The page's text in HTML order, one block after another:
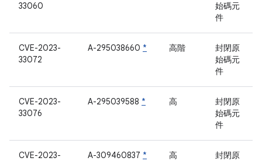
33060
始碼元
件
CVE-2023-
33072
A-295038660 * 高階
封閉原
始碼元
件
CVE-2023-
33076
A-295039588 * 高
封閉原
始碼元
件
CVE-2023-
A-309460837 * 高
封閉原